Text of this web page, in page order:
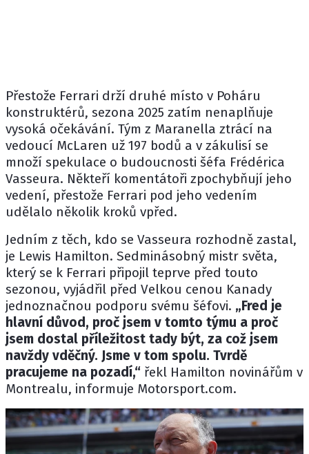
Přestože Ferrari drží druhé místo v Poháru
konstruktérů, sezona 2025 zatím nenaplňuje
vysoká očekávání. Tým z Maranella ztrácí na
vedoucí McLaren už 197 bodů a v zákulisí se
množí spekulace o budoucnosti šéfa Frédérica
Vasseura. Někteří komentátoři zpochybňují jeho
vedení, přestože Ferrari pod jeho vedením
udělalo několik kroků vpřed.
Jedním z těch, kdo se Vasseura rozhodně zastal,
je Lewis Hamilton. Sedminásobný mistr světa,
který se k Ferrari připojil teprve před touto
sezonou, vyjádřil před Velkou cenou Kanady
jednoznačnou podporu svému šéfovi. „Fred je
hlavní důvod, proč jsem v tomto týmu a proč
jsem dostal příležitost tady být, za což jsem
navždy vděčný. Jsme v tom spolu. Tvrdě
pracujeme na pozadí,“ řekl Hamilton novinářům v
Montrealu, informuje Motorsport.com.